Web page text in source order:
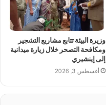
وزيرة البيئة تتابع مشاريع التشجير
ومكافحة التصحر خلال زيارة ميدانية
إلى إينشيري
أغسطس 3, 2026